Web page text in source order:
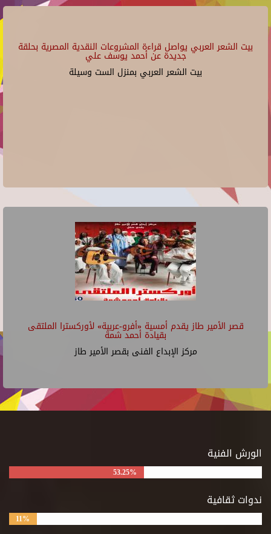
بيت الشعر العربي يواصل قراءة المشروعات النقدية المصرية بحلقة
جديدة عن أحمد يوسف علي
بيت الشعر العربي بمنزل الست وسيلة
قصر الأمير طاز يقدم أمسية «أفرو-عربية» لأوركسترا الملتقى
بقيادة أحمد شمة
مركز الإبداع الفنى بقصر الأمير طاز
الورش الفنية
53.25%
ندوات ثقافية
11%